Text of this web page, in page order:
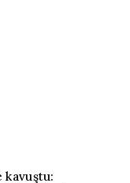
kavuştu: